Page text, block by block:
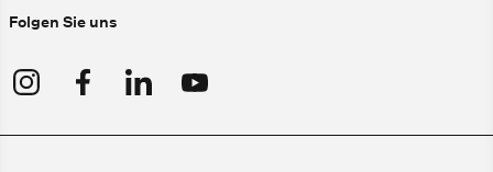
Folgen Sie uns